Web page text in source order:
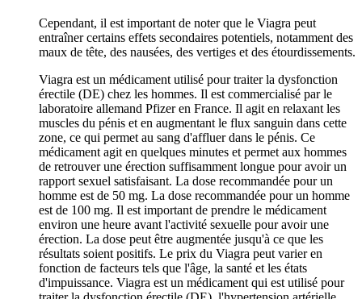
Cependant, il est important de noter que le Viagra peut
entraîner certains effets secondaires potentiels, notamment des
maux de tête, des nausées, des vertiges et des étourdissements.
Viagra est un médicament utilisé pour traiter la dysfonction
érectile (DE) chez les hommes. Il est commercialisé par le
laboratoire allemand Pfizer en France. Il agit en relaxant les
muscles du pénis et en augmentant le flux sanguin dans cette
zone, ce qui permet au sang d'affluer dans le pénis. Ce
médicament agit en quelques minutes et permet aux hommes
de retrouver une érection suffisamment longue pour avoir un
rapport sexuel satisfaisant. La dose recommandée pour un
homme est de 50 mg. La dose recommandée pour un homme
est de 100 mg. Il est important de prendre le médicament
environ une heure avant l'activité sexuelle pour avoir une
érection. La dose peut être augmentée jusqu'à ce que les
résultats soient positifs. Le prix du Viagra peut varier en
fonction de facteurs tels que l'âge, la santé et les états
d'impuissance. Viagra est un médicament qui est utilisé pour